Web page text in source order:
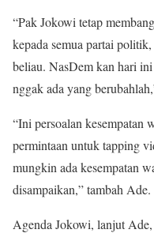
“Pak Jokowi tetap
kepada semua partai
beliau. NasDem kan hari
nggak ada yang
“Ini persoalan kesempatan
permintaan untuk tapping
mungkin ada kesempatan
disampaikan,” tambah Ade.
Agenda Jokowi, lanjut